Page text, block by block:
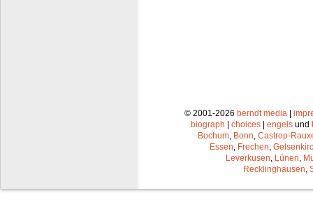
© 2001-2026 berndt media |
biograph | choices | engels und
Bochum Bonn Castrop-
Essen Frechen
Leverkusen Lünen
Recklinghausen